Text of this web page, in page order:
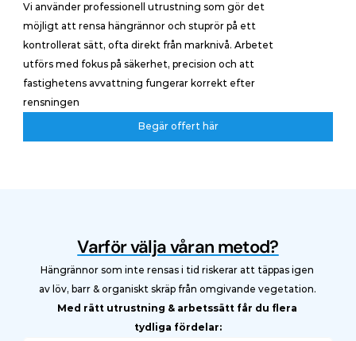
Vi använder professionell utrustning som gör det
möjligt att rensa hängrännor och stuprör på ett
kontrollerat sätt, ofta direkt från marknivå. Arbetet
utförs med fokus på säkerhet, precision och att
fastighetens avvattning fungerar korrekt efter
rensningen
Begär offert här
Varför välja våran metod?
Hängrännor som inte rensas i tid riskerar att täppas igen
Med rätt utrustning & arbetssätt får du flera
tydliga fördelar: